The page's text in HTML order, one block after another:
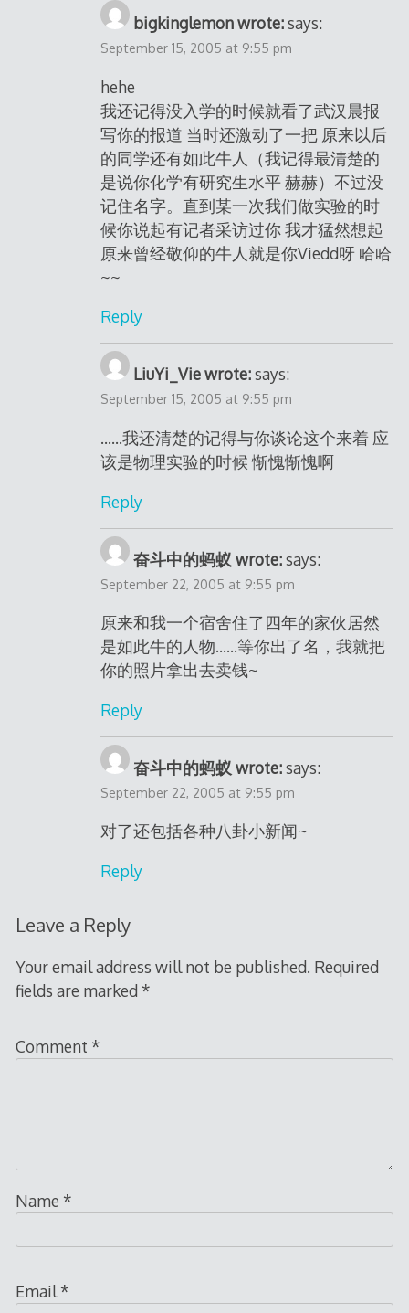
bigkinglemon wrote: says:
September 15, 2005 at 9:55 pm
hehe
我还记得没入学的时候就看了武汉晨报
写你的报道 当时还激动了一把 原来以后
的同学还有如此牛人（我记得最清楚的
是说你化学有研究生水平 赫赫）不过没
记住名字。直到某一次我们做实验的时
候你说起有记者采访过你 我才猛然想起
原来曾经敬仰的牛人就是你Viedd呀 哈哈
~~
Reply
LiuYi_Vie wrote: says:
September 15, 2005 at 9:55 pm
……我还清楚的记得与你谈论这个来着 应
该是物理实验的时候 惭愧惭愧啊
Reply
奋斗中的蚂蚁 wrote: says:
September 22, 2005 at 9:55 pm
原来和我一个宿舍住了四年的家伙居然
是如此牛的人物……等你出了名，我就把
你的照片拿出去卖钱~
Reply
奋斗中的蚂蚁 wrote: says:
September 22, 2005 at 9:55 pm
对了还包括各种八卦小新闻~
Reply
Leave a Reply
Your email address will not be published. Required
fields are marked *
Comment *
Name *
Email*